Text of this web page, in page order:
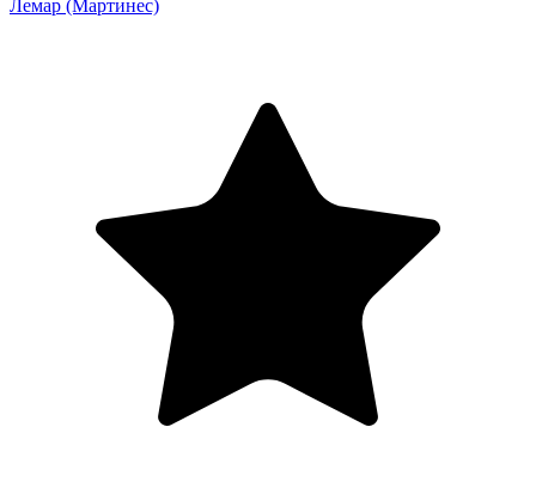
Лемар (Мартинес)